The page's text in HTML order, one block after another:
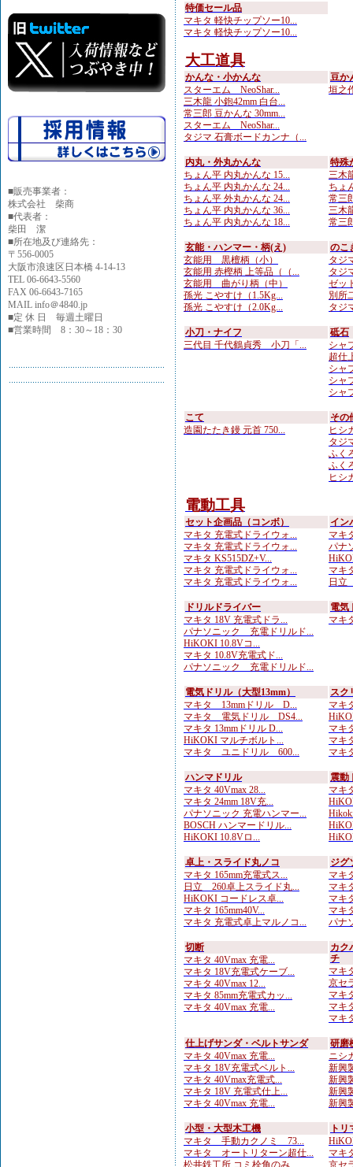
■販売事業者：
株式会社 柴商
■代表者：
柴田 潔
■所在地及び連絡先：
〒556-0005
大阪市浪速区日本橋 4-14-13
TEL 06-6643-5560
FAX 06-6643-7165
MAIL info＠4840.jp
■定 休 日 毎週土曜日
■営業時間 8：30～18：30
特価セール品
マキタ 軽快チップソー10...
マキタ 軽快チップソー10...
大工道具
かんな・小かんな
スターエム NeoShar...
三木龍 小鉋42mm 白台...
常三郎 豆かんな 30mm...
スターエム NeoShar...
タジマ 石膏ボードカンナ（...
豆か
垣之
内丸・外丸かんな
ちょん平 内丸かんな 15...
ちょん平 内丸かんな 24...
ちょん平 外丸かんな 24...
ちょん平 内丸かんな 36...
ちょん平 内丸かんな 18...
特殊
三木
ちょ
常三
三木
常三
玄能・ハンマー・柄(え)
玄能用 黒檀柄（小）
玄能用 赤樫柄 上等品（（...
玄能用 曲がり柄（中）
孫光 こやすけ（1.5Kg...
孫光 こやすけ（2.0Kg...
のこ
タジ
タジ
ゼッ
別所
タジ
小刀・ナイフ
三代目 千代鶴貞秀 小刀「...
砥石
シャ
超仕
シャ
シャ
シャ
こて
造園たたき鏝 元首 750...
その
ヒシ
タジ
ふく
ふく
ヒシ
電動工具
セット企画品（コンボ）
マキタ 充電式ドライウォ...
マキタ 充電式ドライウォ...
マキタ KS515DZ+V...
マキタ 充電式ドライウォ...
マキタ 充電式ドライウォ...
イン
マキ
パナ
マキ
日立
ドリルドライバー
マキタ 18V 充電式ドラ...
パナソニック 充電ドリルド...
HiKOKI 10.8Vコ...
マキタ 10.8V充電式ド...
パナソニック 充電ドリルド...
電気
マキ
電気ドリル（大型13mm）
マキタ 13mmドリル D...
マキタ 電気ドリル DS4...
マキタ 13mmドリル D...
HiKOKI マルチボルト...
マキタ ユニドリル 600...
スク
マキ
マキ
マキ
マキ
ハンマドリル
マキタ 40Vmax 28...
マキタ 24mm 18V充...
パナソニック 充電ハンマー...
BOSCH ハンマードリル...
HiKOKI 10.8Vロ...
震動
マキ
卓上・スライド丸ノコ
マキタ 165mm充電式ス...
日立 260卓上スライド丸...
HiKOKI コードレス卓...
マキタ 165mm40V...
マキタ 充電式卓上マルノコ...
ジグ
マキ
マキ
マキ
マキ
パナ
切断
マキタ 40Vmax 充電...
マキタ 18V充電式ケーブ...
マキタ 40Vmax 12...
マキタ 85mm充電式カッ...
マキタ 40Vmax 充電...
カク
チ
マキ
京セ
マキ
マキ
マキ
仕上げサンダ・ベルトサンダ
マキタ 40Vmax 充電...
マキタ 18V充電式ベルト...
マキタ 40Vmax充電式...
マキタ 18V 充電式仕上...
マキタ 40Vmax 充電...
研磨
ニシ
新興
新興
新興
新興
小型・大型木工機
マキタ 手動カクノミ 73...
マキタ オートリターン超仕...
松井鉄工所 コミ栓角のみ ...
ト
マキ
京セ